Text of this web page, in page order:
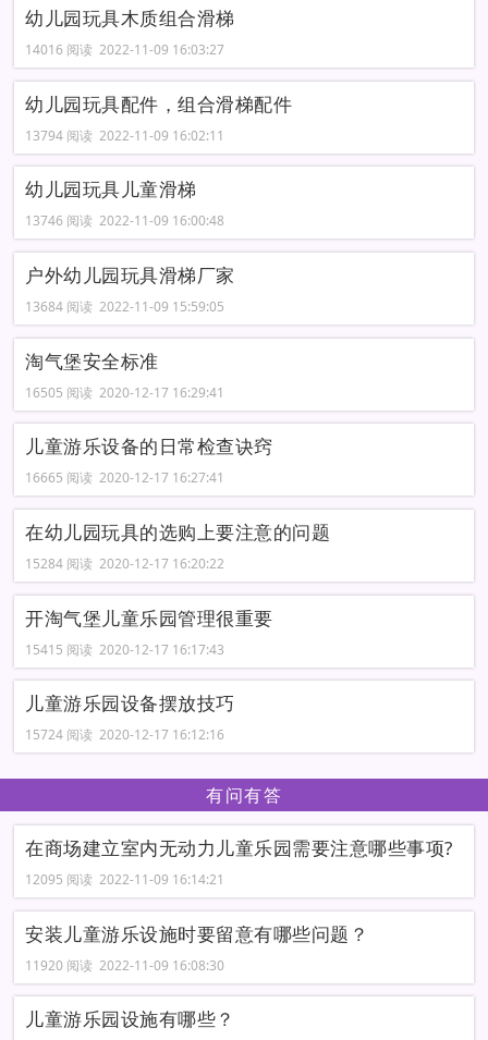
幼儿园玩具木质组合滑梯
14016 阅读 2022-11-09 16:03:27
幼儿园玩具配件，组合滑梯配件
13794 阅读 2022-11-09 16:02:11
幼儿园玩具儿童滑梯
13746 阅读 2022-11-09 16:00:48
户外幼儿园玩具滑梯厂家
13684 阅读 2022-11-09 15:59:05
淘气堡安全标准
16505 阅读 2020-12-17 16:29:41
儿童游乐设备的日常检查诀窍
16665 阅读 2020-12-17 16:27:41
在幼儿园玩具的选购上要注意的问题
15284 阅读 2020-12-17 16:20:22
开淘气堡儿童乐园管理很重要
15415 阅读 2020-12-17 16:17:43
儿童游乐园设备摆放技巧
15724 阅读 2020-12-17 16:12:16
有问有答
在商场建立室内无动力儿童乐园需要注意哪些事项?
12095 阅读 2022-11-09 16:14:21
安装儿童游乐设施时要留意有哪些问题？
11920 阅读 2022-11-09 16:08:30
儿童游乐园设施有哪些？